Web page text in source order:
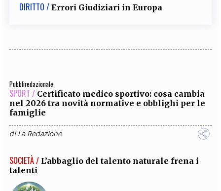
DIRITTO / Errori Giudiziari in Europa
Pubbliredazionale
SPORT / Certificato medico sportivo: cosa cambia
nel 2026 tra novità normative e obblighi per le
famiglie
diLa Redazione
SOCIETÀ / L’abbaglio del talento naturale frena i
talenti